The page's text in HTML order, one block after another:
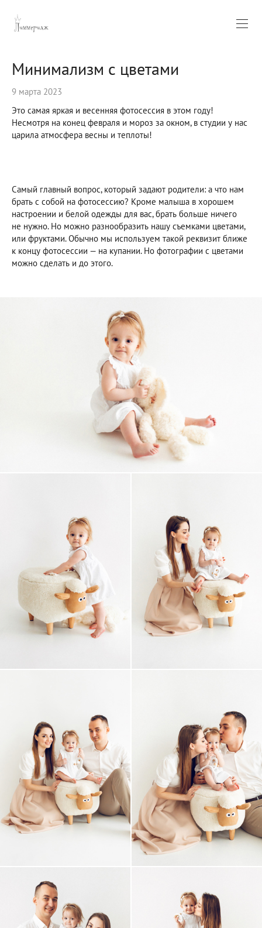
Минимализм с цветами
9 марта 2023
Это самая яркая и весенняя фотосессия в этом году!
Несмотря на конец февраля и мороз за окном, в студии у нас
царила атмосфера весны и теплоты!
Самый главный вопрос, который задают родители: а что нам
брать с собой на фотосессию? Кроме малыша в хорошем
настроении и белой одежды для вас, брать больше ничего
не нужно. Но можно разнообразить нашу съемками цветами,
или фруктами. Обычно мы используем такой реквизит ближе
к концу фотосессии — на купании. Но фотографии с цветами
можно сделать и до этого.